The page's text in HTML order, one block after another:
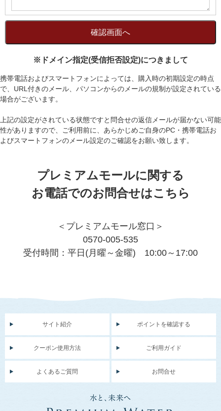
※ドメイン指定(受信拒否設定)につきまして
携帯電話およびスマートフォンによっては、購入時の初期設定の時点
で、URL付きのメール、パソコンからのメールの規制が設定されている
場合がございます。
上記の設定がされている状態ですと問合せの返信メールが届かない可能
性がありますので、ご利用前に、あらかじめご自身のPC・携帯電話お
よびスマートフォンのメール設定のご確認をお願い致します。
プレミアムモールに関する
お電話でのお問合せはこちら
＜プレミアムモール窓口＞
0570-005-535
受付時間：平日(月曜～金曜) 10:00～17:00
サイト紹介 ポイントを確認する
クーポン使用方法 ご利用ガイド
よくあるご質問 お問合せ